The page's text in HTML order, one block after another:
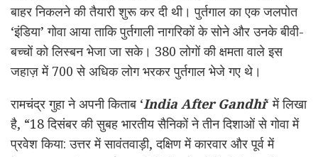
बाहर निकलने की तैयारी शुरू कर दी थी। पुर्तगाल का एक जलपोत
‘इंडिया’ गोवा आया ताकि पुर्तगाली नागरिकों के सोने और उनके बीवी-
बच्चों को लिस्बन भेजा जा सके। 380 लोगों की क्षमता वाले इस
जहाज़ में 700 से अधिक लोग भरकर पुर्तगाल भेजे गए थे।
रामचंद्र गुहा ने अपनी किताब ‘India After Gandhi‘ में लिखा
है, “18 दिसंबर की सुबह भारतीय सैनिकों ने तीन दिशाओं से गोवा में
प्रवेश किया: उत्तर में सावंतवाड़ी, दक्षिण में कारवार और पूर्व में